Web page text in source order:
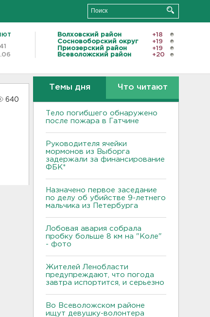
Волховский район
+18
Сосновоборский округ
+19
Приозерский район
+19
Всеволожский район
+20
640
Темы дня Что читают
Тело погибшего обнаружено
после пожара в Гатчине
Руководителя ячейки
мормонов из Выборга
задержали за финансирование
ФБК*
Назначено первое заседание
по делу об убийстве 9-летнего
мальчика из Петербурга
Лобовая авария собрала
пробку больше 8 км на "Коле"
- фото
Жителей Ленобласти
предупреждают, что погода
завтра испортится, и серьезно
Во Всеволожском районе
ищут девушку-волонтера